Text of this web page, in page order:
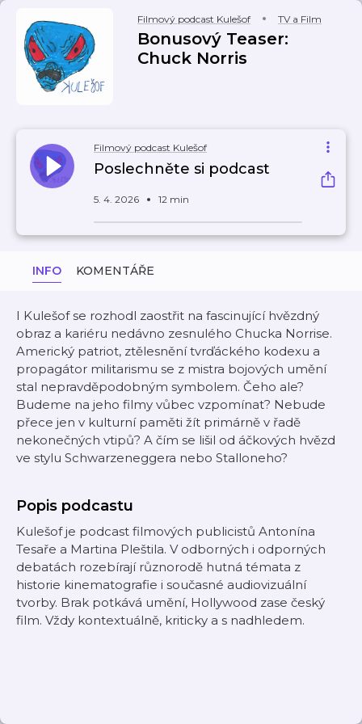
Filmový podcast Kulešof TV a Film
Bonusový Teaser:
Chuck Norris
Filmový podcast Kulešof
Poslechněte si podcast
5. 4. 2026 12 min
INFO KOMENTÁŘE
I Kulešof se rozhodl zaostřit na fascinující hvězdný
obraz a kariéru nedávno zesnulého Chucka Norrise.
Americký patriot, ztělesnění tvrďáckého kodexu a
propagátor militarismu se z mistra bojových umění
stal nepravděpodobným symbolem. Čeho ale?
Budeme na jeho filmy vůbec vzpomínat? Nebude
přece jen v kulturní paměti žít primárně v řadě
nekonečných vtipů? A čím se lišil od áčkových hvězd
ve stylu Schwarzeneggera nebo Stalloneho?
Popis podcastu
Kulešof je podcast filmových publicistů Antonína
Tesaře a Martina Pleštila. V odborných i odporných
debatách rozebírají různorodě hutná témata z
historie kinematografie i současné audiovizuální
tvorby. Brak potkává umění, Hollywood zase český
film. Vždy kontextuálně, kriticky a s nadhledem.